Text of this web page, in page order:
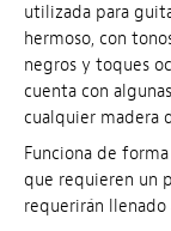
utilizada para
hermoso, con
negros y toques
cuenta con
cualquier madera
Funciona de
que requieren un
requerirán